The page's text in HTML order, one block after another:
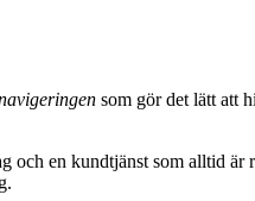
som gör det lätt att
en kundtjänst som alltid är